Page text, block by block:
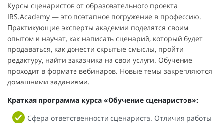
Курсы сценаристов от образовательного проекта
IRS.Academy — это поэтапное погружение в профессию.
Практикующие эксперты академии поделятся своим
опытом и научат, как написать сценарий, который будет
продаваться, как донести скрытые смыслы, пройти
редактуру, найти заказчика на свои услуги. Обучение
проходит в формате вебинаров. Новые темы закрепляются
домашними заданиями.
Краткая программа курса «Обучение сценаристов»:
Сфера ответственности сценариста. Отличия работы